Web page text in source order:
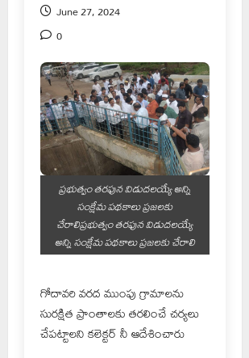
June 27, 2024
0
ప్రభుత్వం తరఫున విడుదలయ్యే అన్ని
సంక్షేమ పథకాలు ప్రజలకు
చేరాలిప్రభుత్వం తరఫున విడుదలయ్యే
అన్ని సంక్షేమ పథకాలు ప్రజలకు చేరాలి
గోదావరి వరద ముంపు గ్రామాలను
సురక్షిత ప్రాంతాలకు తరలించే చర్యలు
చేపట్టాలని కలెక్టర్ నీ ఆదేశించారు